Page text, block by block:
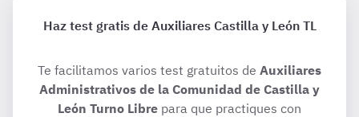
Haz test gratis de Auxiliares Castilla y León TL
Te facilitamos varios test gratuitos de Auxiliares
Administrativos de la Comunidad de Castilla y
León Turno Libre para que practiques con